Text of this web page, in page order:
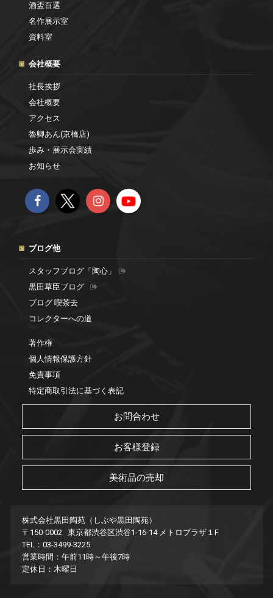
酒盃百選
名作展示室
資料室
会社概要
社長挨拶
会社概要
アクセス
魯卿あん(京橋店)
歩み・展示会実績
お知らせ
ブログ他
スタッフブログ「陶心」
黒田草臣ブログ
ブログ 喫茶去
コレクターへの道
著作権
個人情報保護方針
免責事項
特定商取引法に基づく表記
お問合わせ
お客様登録
美術品の売却
株式会社黒田陶苑（しぶや黒田陶苑）
〒150-0002 東京都渋谷区渋谷1-16-14 メトロプラザ１F
TEL：03-3499-3225
営業時間：午前11時～午後7時
定休日：木曜日